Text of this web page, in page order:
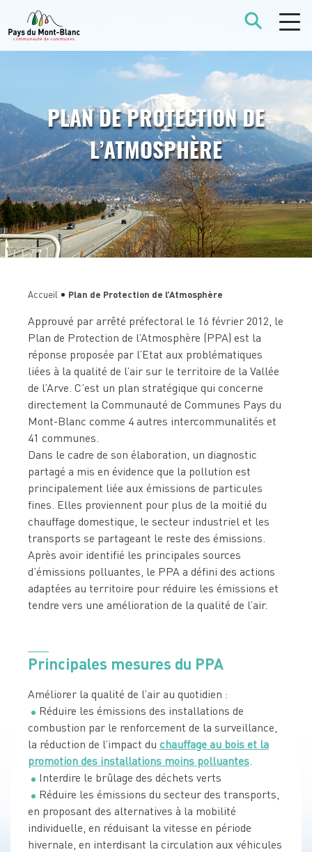
PLAN DE PROTECTION DE
L’ATMOSPHÈRE
Accueil Plan de Protection de l’Atmosphère
Approuvé par arrêté préfectoral le 16 février 2012, le
Plan de Protection de l’Atmosphère (PPA) est la
réponse proposée par l’Etat aux problématiques
liées à la qualité de l’air sur le territoire de la Vallée
de l’Arve. C’est un plan stratégique qui concerne
directement la Communauté de Communes Pays du
Mont-Blanc comme 4 autres intercommunalités et
41 communes.
Dans le cadre de son élaboration, un diagnostic
partagé a mis en évidence que la pollution est
principalement liée aux émissions de particules
fines. Elles proviennent pour plus de la moitié du
chauffage domestique, le secteur industriel et les
transports se partageant le reste des émissions.
Après avoir identifié les principales sources
d’émissions polluantes, le PPA a défini des actions
adaptées au territoire pour réduire les émissions et
tendre vers une amélioration de la qualité de l’air.
Principales mesures du PPA
Améliorer la qualité de l’air au quotidien :
Réduire les émissions des installations de
combustion par le renforcement de la surveillance,
la réduction de l’impact du chauffage au bois et la
promotion des installations moins polluantes
Interdire le brûlage des déchets verts
Réduire les émissions du secteur des transports,
en proposant des alternatives à la mobilité
individuelle, en réduisant la vitesse en période
hivernale, en interdisant la circulation aux véhicules